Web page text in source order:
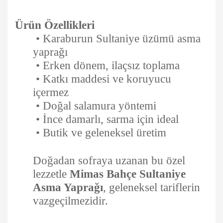
Ürün Özellikleri
• Karaburun Sultaniye üzümü asma
yaprağı
• Erken dönem, ilaçsız toplama
• Katkı maddesi ve koruyucu
içermez
• Doğal salamura yöntemi
• İnce damarlı, sarma için ideal
• Butik ve geleneksel üretim
Doğadan sofraya uzanan bu özel
lezzetle Mimas Bahçe Sultaniye
Asma Yaprağı, geleneksel tariflerin
vazgeçilmezidir.